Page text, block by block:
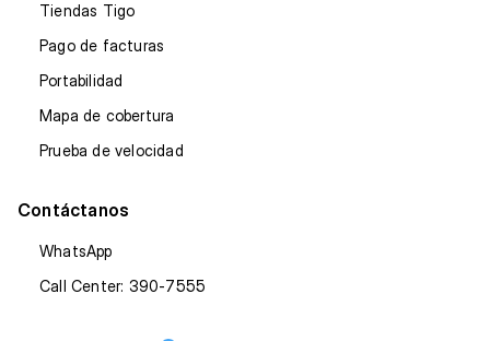
Tiendas Tigo
Pago de facturas
Portabilidad
Mapa de cobertura
Prueba de velocidad
Contáctanos
WhatsApp
Call Center: 390-7555